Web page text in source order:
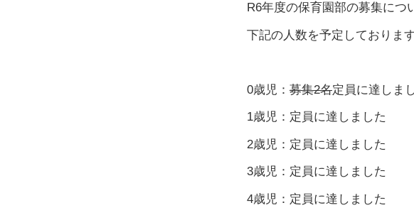
R6年度の保育園部の募集につ
下記の人数を予定しておりま
0歳児： 募集2名定員に達しま
1歳児：定員に達しました
2歳児： 定員に達しました
3歳児：定員に達しました
4歳児：定員に達しました